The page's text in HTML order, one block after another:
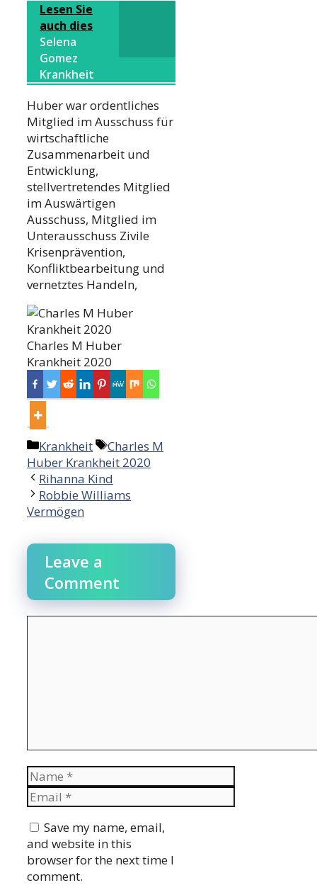
Lesen Sie
auch dies
Selena
Gomez
Krankheit
Huber war ordentliches
Mitglied im Ausschuss für
wirtschaftliche
Zusammenarbeit und
Entwicklung,
stellvertretendes Mitglied
im Auswärtigen
Ausschuss, Mitglied im
Unterausschuss Zivile
Krisenprävention,
Konfliktbearbeitung und
vernetztes Handeln,
Charles M Huber
Krankheit 2020
Categories
Krankheit Tags
Charles M
Huber Krankheit 2020
Post
navigation
Rihanna Kind
Robbie Williams
Vermögen
Leave a
Comment
Name
Email
Save my name, email,
and website in this
browser for the next time I
comment.